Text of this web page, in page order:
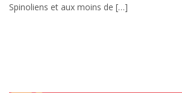
Spinoliens et aux moins de […]